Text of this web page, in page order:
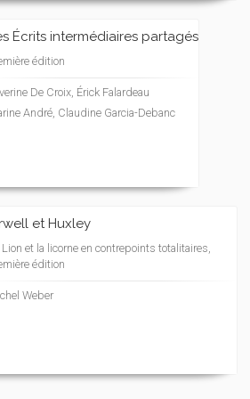
Écrits intermédiaires partagés
édition
De Croix, Érick Falardeau
André, Claudine Garcia-Debanc
et Huxley
Lion et la licorne en contrepoints totalitaires,
édition
Weber